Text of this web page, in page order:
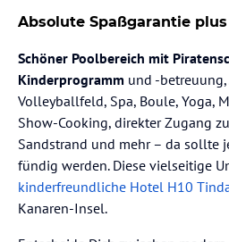
Absolute Spaßgarantie
Schöner Poolbereich mit
Kinderprogramm und -
Volleyballfeld, Spa, Boule, Yoga,
Show-Cooking, direkter Zugang
Sandstrand und mehr – da sollte
fündig werden. Diese vielseitige
kinderfreundliche Hotel H10
Kanaren-Insel.